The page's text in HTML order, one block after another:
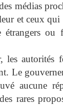
médias
et ceux qui
étrangers ou
les autorités
Le
aucune
rares